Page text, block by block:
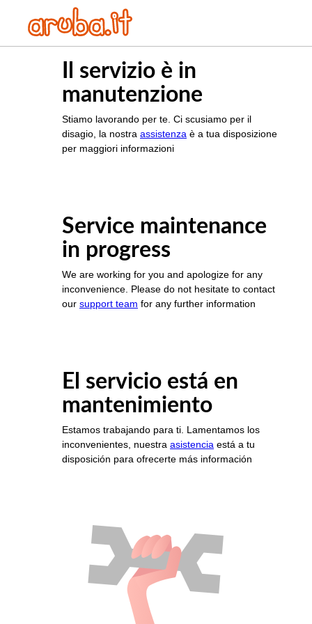
Il servizio è in
manutenzione
Stiamo lavorando per te. Ci scusiamo per il
disagio, la nostra assistenza è a tua disposizione
per maggiori informazioni
Service maintenance
in progress
We are working for you and apologize for any
inconvenience. Please do not hesitate to contact
our support team for any further information
El servicio está en
mantenimiento
Estamos trabajando para ti. Lamentamos los
inconvenientes, nuestra asistencia está a tu
disposición para ofrecerte más información